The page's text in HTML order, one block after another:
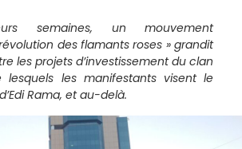
semaines, un mouvement
des flamants roses » grandit
les projets d’investissement du clan
lesquels les manifestants visent le
Rama, et au-delà.